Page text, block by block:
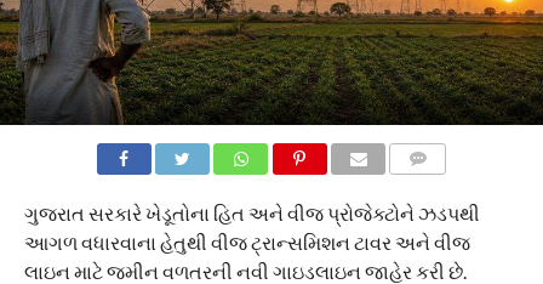
ગુજરાત સરકારે ખેડૂતોના હિત અને વીજ પ્રોજેક્ટોને ઝડપથી
આગળ વધારવાના હેતુથી વીજ ટ્રાન્સમિશન ટાવર અને વીજ
લાઇન માટે જમીન વળતરની નવી ગાઇડલાઇન જાહેર કરી છે.